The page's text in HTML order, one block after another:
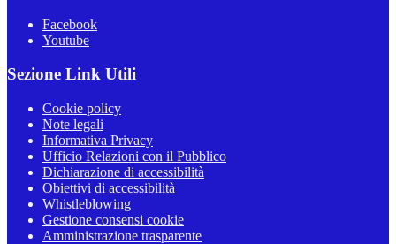
Facebook
Youtube
Sezione Link Utili
Cookie policy
Note legali
Informativa Privacy
Ufficio Relazioni con il Pubblico
Dichiarazione di accessibilità
Obiettivi di accessibilità
Whistleblowing
Gestione consensi cookie
Amministrazione trasparente